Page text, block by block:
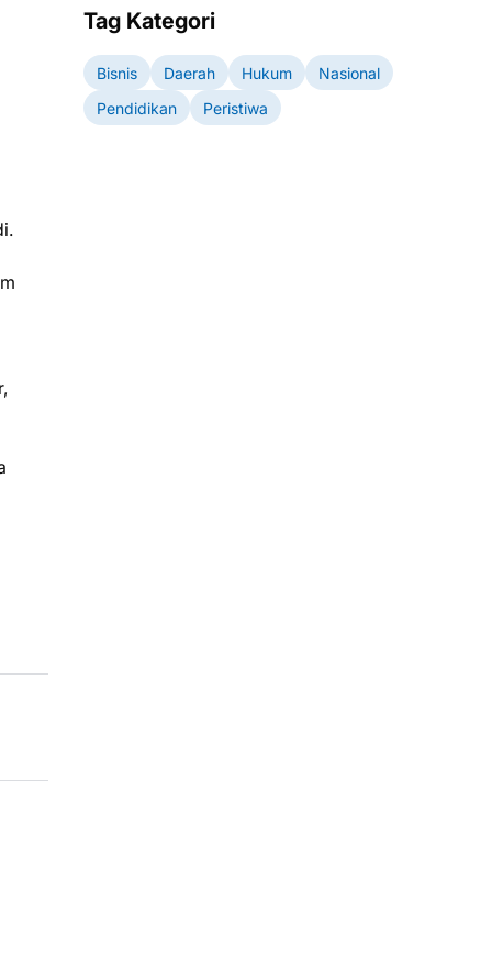
Tag Kategori
Bisnis Daerah Hukum
Nasional
Pendidikan
Peristiwa